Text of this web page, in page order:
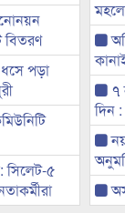
বিতরণ
ধসে পড়া
সিলেট-৫
৭
দিন